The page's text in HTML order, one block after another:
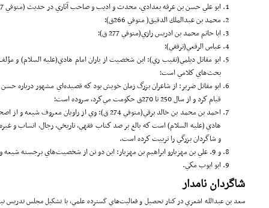
ابو علي حسن بن عرفه بغدادي، محدث و اديب و صاحب آثاري در حديث (متوفي 257ق)؛
محمد بن عبدالملك الدقيق( متوفي 266ق)؛
ابا حاتم محمد بن ادريس رازي(متوفي 277 ق)؛
عباس الرقعي(ترقفي)؛
ابو مقاتل ديلمي(نقيب ري): اين شخصيت از ياران امام هادي(علیه السلام) و
بحث‌هاي كلامي است؛
ابو مقاتل ضرير: از شاعران بزرگ زمان خويش بود كه قصيده‌اي مشهور درباره حسن
قيام كرد و از سال 250 تا 270ق حكومت مي‌كرد، سروده است؛
احمد بن محمد بن خالد برقي(متوفي 274 ق): وي از
هادي (علیه السلام) است كه بالغ بر صد كتاب فقهي، تاريخي، رجال، انساب و
و شاگردان بزرگي را تربيت كرده ‌است.
و 9. علي بن مهزيارو ابراهيم بن مهزيار: اين دو تن از شخصيت‌هاي برجسته شيعه و داراي آثار و خدمات بسيار بوده‌اند؛
ابو ايوب مكي.
شاگردان نامدار
سعد بن عبدالله اشعري در كنار تحصيل و فعاليت‌هاي گسترده علمي، با تشكيل مجلس تدريس